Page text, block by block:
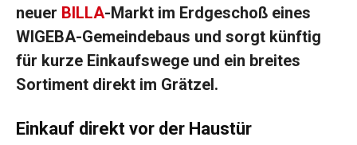
neuer BILLA-Markt im Erdgeschoß eines
WIGEBA-Gemeindebaus und sorgt künftig
für kurze Einkaufswege und ein breites
Sortiment direkt im Grätzel.
Einkauf direkt vor der Haustür